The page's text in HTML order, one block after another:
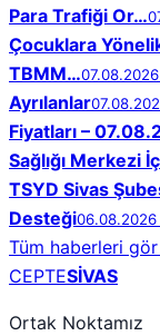
Para Trafiği Or…
Çocuklara
TBMM…
Ayrılanlar
Fiyatları –
Sağlığı Merkezi
TSYD Sivas
Desteği06.08.2026
Tüm haberleri
CEPTESİVAS
Ortak Noktamız